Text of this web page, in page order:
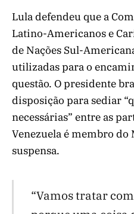
Lula defendeu que a
Latino-Americanos e
de Nações Sul-
utilizadas para o
questão. O presidente
disposição para sediar
necessárias” entre as
Venezuela é membro do
suspensa.
“Vamos tratar